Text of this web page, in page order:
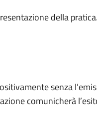
della pratica.
senza
comunicherà